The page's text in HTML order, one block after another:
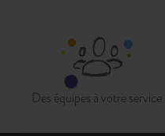
Des équipes à votre service